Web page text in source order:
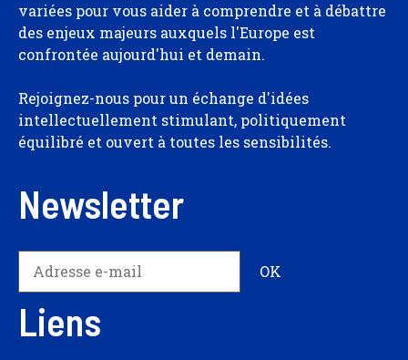
variées pour vous aider à comprendre et à débattre
des enjeux majeurs auxquels l'Europe est
confrontée aujourd'hui et demain.
Rejoignez-nous pour un échange d'idées
intellectuellement stimulant, politiquement
équilibré et ouvert à toutes les sensibilités.
Newsletter
Liens